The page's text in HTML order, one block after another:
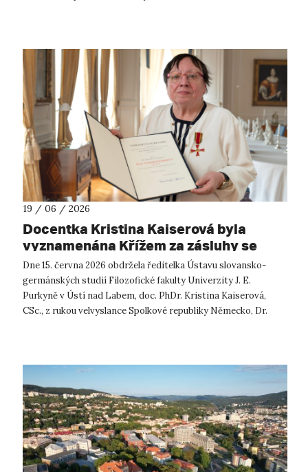
19 / 06 / 2026
Docentka Kristina Kaiserová byla
vyznamenána Křížem za zásluhy se
stuhou Záslužného řádu Spolkové
republiky Německo
Dne 15. června 2026 obdržela ředitelka Ústavu slovansko-
germánských studií Filozofické fakulty Univerzity J. E.
Purkyně v Ústí nad Labem, doc. PhDr. Kristina Kaiserová,
CSc., z rukou velvyslance Spolkové republiky Německo, Dr.